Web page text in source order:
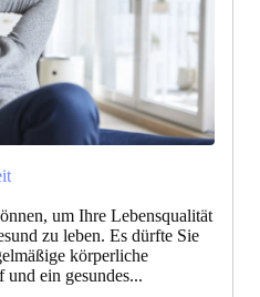
um Ihre Lebensqualität
zu leben. Es dürfte Sie
körperliche
ein gesundes...